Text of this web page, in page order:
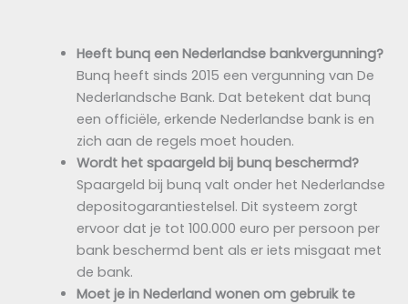
Heeft bunq een Nederlandse bankvergunning?
Bunq heeft sinds 2015 een vergunning van De
Nederlandsche Bank. Dat betekent dat bunq
een officiële, erkende Nederlandse bank is en
zich aan de regels moet houden.
Wordt het spaargeld bij bunq beschermd?
Spaargeld bij bunq valt onder het Nederlandse
depositogarantiestelsel. Dit systeem zorgt
ervoor dat je tot 100.000 euro per persoon per
bank beschermd bent als er iets misgaat met
de bank.
Moet je in Nederland wonen om gebruik te